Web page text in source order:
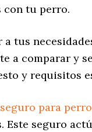
con tu perro.
tus
a comparar y
y requisitos
seguro para
Este seguro